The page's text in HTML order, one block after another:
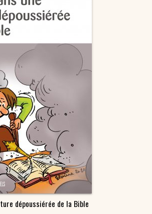
dépoussiérée de la Bible